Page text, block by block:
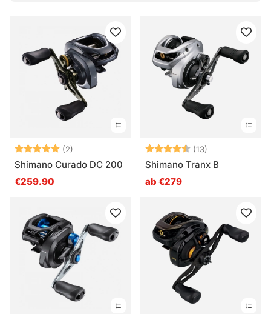
Bewertung:(2)
5.0 von 5 Sternen
Shimano Curado DC 200
€259.90
Bewertung:(13)
Shimano Tranx B
ab €279